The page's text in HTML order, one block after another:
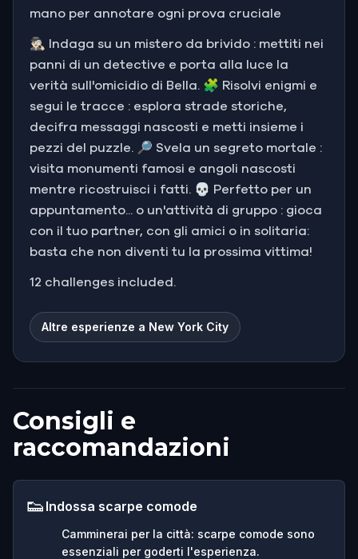
mano per annotare ogni prova cruciale
🕵🏻‍♂️ Indaga su un mistero da brivido : mettiti nei
panni di un detective e porta alla luce la
verità sull'omicidio di Bella. 🧩 Risolvi enigmi e
segui le tracce : esplora strade storiche,
decifra messaggi nascosti e metti insieme i
pezzi del puzzle. 🔎 Svela un segreto mortale :
visita monumenti famosi e angoli nascosti
mentre ricostruisci i fatti. 💀 Perfetto per un
appuntamento... o un'attività di gruppo : gioca
con il tuo partner, con gli amici o in solitaria:
basta che non diventi tu la prossima vittima!
12 challenges included.
Altre esperienze a New York City
Consigli e
raccomandazioni
👟 Indossa scarpe comode
Camminerai per la città: scarpe comode sono
essenziali per goderti l'esperienza.